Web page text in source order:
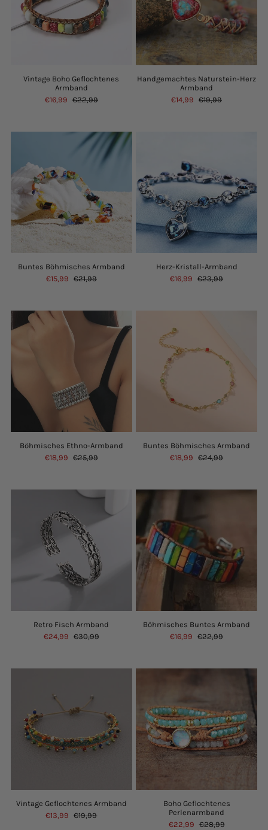
Vintage Boho Geflochtenes
Armband
€16,99 €22,99
Handgemachtes Naturstein-Herz
Armband
€14,99
€19,99
Buntes Böhmisches Armband
€15,99 €21,99
Herz-Kristall-Armband
€16,99
€23,99
Böhmisches Ethno-Armband
€18,99 €25,99
Buntes Böhmisches Armband
€18,99
€24,99
Retro Fisch Armband
€24,99 €30,99
Böhmisches Buntes Armband
€16,99
€22,99
Vintage Geflochtenes Armband
€13,99
€19,99
Boho Geflochtenes
Perlenarmband
€22,99 €28,99